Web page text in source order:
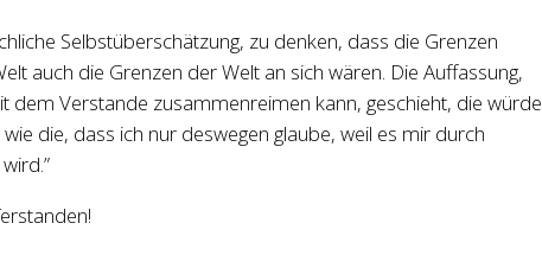
Selbstüberschätzung, zu denken, dass die Grenzen
auch die Grenzen der Welt an sich wären. Die Auffassung,
dem Verstande zusammenreimen kann, geschieht, die würde
die, dass ich nur deswegen glaube, weil es mir durch